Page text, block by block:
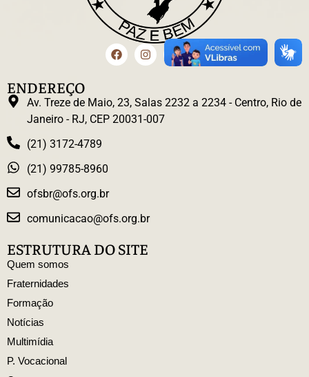
ENDEREÇO
Av. Treze de Maio, 23, Salas 2232 a 2234 - Centro, Rio de
Janeiro - RJ, CEP 20031-007
(21) 3172-4789
(21) 99785-8960
ofsbr@ofs.org.br
comunicacao@ofs.org.br
ESTRUTURA DO SITE
Quem somos
Fraternidades
Formação
Notícias
Multimídia
P. Vocacional